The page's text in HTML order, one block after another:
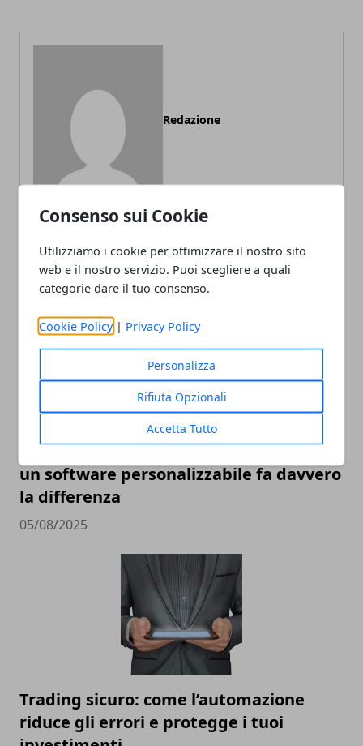
Consenso sui Cookie
Utilizziamo i cookie per ottimizzare il nostro sito
web e il nostro servizio. Puoi scegliere a quali
categorie dare il tuo consenso.
Cookie Policy | Privacy Policy
Personalizza
Rifiuta Opzionali
Accetta Tutto
Redazione
ARTICOLI CORRELATI
Non tutti i trader sono uguali: perché
un software personalizzabile fa davvero
la differenza
05/08/2025
Trading sicuro: come l’automazione
riduce gli errori e protegge i tuoi